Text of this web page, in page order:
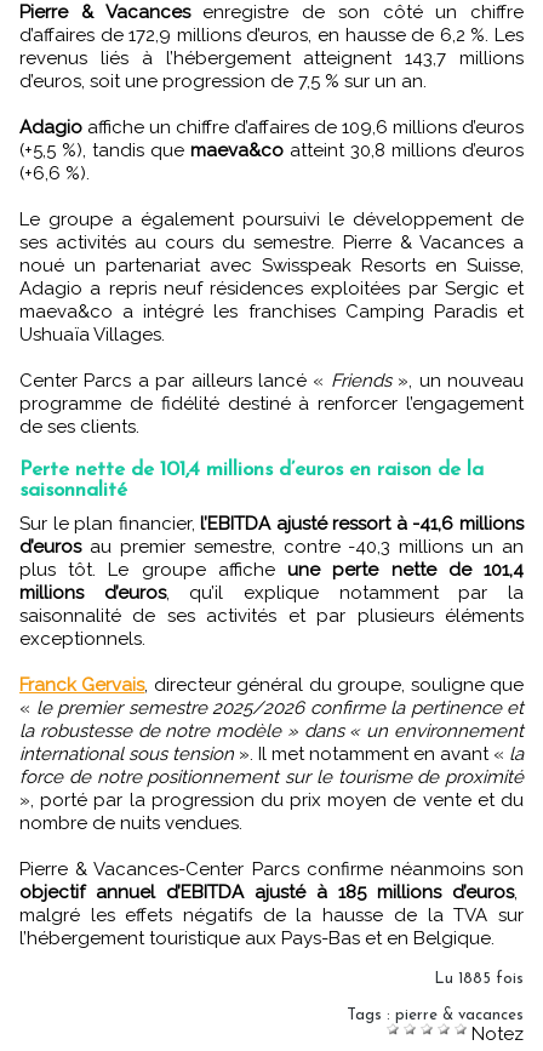
Pierre & Vacancesenregistre de son côté un chiffre
d’affaires de 172,9 millions d’euros, en hausse de 6,2 %. Les
revenus liés à l’hébergement atteignent 143,7 millions
d’euros, soit une progression de 7,5 % sur un an.
Adagio affiche un chiffre d’affaires de 109,6 millions d’euros
(+5,5 %), tandis que maeva&co atteint 30,8 millions d’euros
(+6,6 %).
Le groupe a également poursuivi le développement de
ses activités au cours du semestre. Pierre & Vacances a
noué un partenariat avec Swisspeak Resorts en Suisse,
Adagio a repris neuf résidences exploitées par Sergic et
maeva&co a intégré les franchises Camping Paradis et
Ushuaïa Villages.
Center Parcs a par ailleurs lancé « Friends», un nouveau
programme de fidélité destiné à renforcer l’engagement
de ses clients.
Perte nette de 101,4 millions d’euros en raison de la
saisonnalité
Sur le plan financier,l’EBITDA ajusté ressort à -41,6 millions
d’eurosau premier semestre, contre -40,3 millions un an
plus tôt. Le groupe afficheune perte nette de 101,4
millions d’euros, qu’il explique notamment par la
saisonnalité de ses activités et par plusieurs éléments
exceptionnels.
Franck Gervais, directeur général du groupe, souligne que
« le premier semestre 2025/2026 confirme la pertinence et
la robustesse de notre modèle » dans « un environnement
international sous tension ». Il met notamment en avant « la
force de notre positionnement sur le tourisme de proximité
», porté par la progression du prix moyen de vente et du
nombre de nuits vendues.
Pierre & Vacances-Center Parcs confirme néanmoins son
objectif annuel d’EBITDA ajusté à 185 millions d’euros,
malgré les effets négatifs de la hausse de la TVA sur
l’hébergement touristique aux Pays-Bas et en Belgique.
Lu 1885 fois
Tags : pierre & vacances
Notez